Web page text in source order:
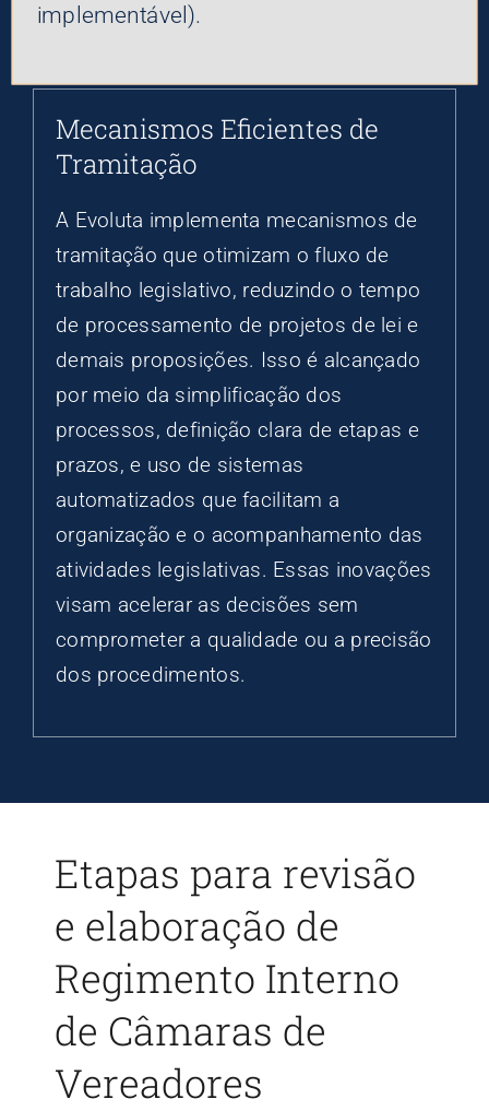
implementável).
Mecanismos Eficientes de
Tramitação
A Evoluta implementa mecanismos de
tramitação que otimizam o fluxo de
trabalho legislativo, reduzindo o tempo
de processamento de projetos de lei e
demais proposições. Isso é alcançado
por meio da simplificação dos
processos, definição clara de etapas e
prazos, e uso de sistemas
automatizados que facilitam a
organização e o acompanhamento das
atividades legislativas. Essas inovações
visam acelerar as decisões sem
comprometer a qualidade ou a precisão
dos procedimentos.
Etapas para revisão
e elaboração de
Regimento Interno
de Câmaras de
Vereadores